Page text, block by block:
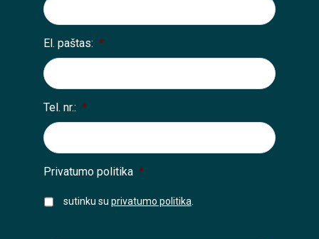
El. paštas: *
Tel. nr.: *
Privatumo politika *
sutinku su privatumo politika